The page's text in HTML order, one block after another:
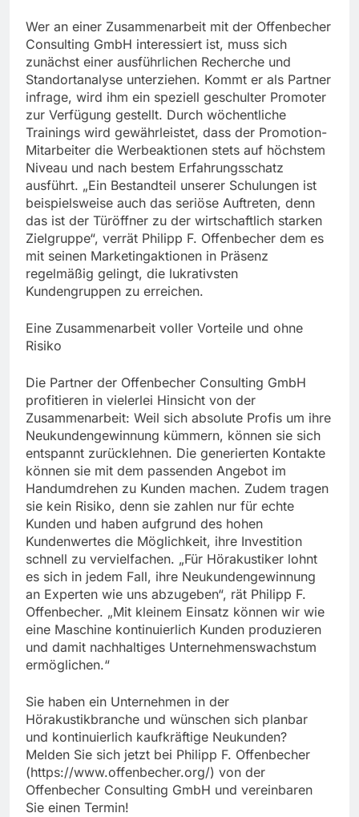
Wer an einer Zusammenarbeit mit der Offenbecher
Consulting GmbH interessiert ist, muss sich
zunächst einer ausführlichen Recherche und
Standortanalyse unterziehen. Kommt er als Partner
infrage, wird ihm ein speziell geschulter Promoter
zur Verfügung gestellt. Durch wöchentliche
Trainings wird gewährleistet, dass der Promotion-
Mitarbeiter die Werbeaktionen stets auf höchstem
Niveau und nach bestem Erfahrungsschatz
ausführt. „Ein Bestandteil unserer Schulungen ist
beispielsweise auch das seriöse Auftreten, denn
das ist der Türöffner zu der wirtschaftlich starken
Zielgruppe“, verrät Philipp F. Offenbecher dem es
mit seinen Marketingaktionen in Präsenz
regelmäßig gelingt, die lukrativsten
Kundengruppen zu erreichen.
Eine Zusammenarbeit voller Vorteile und ohne
Risiko
Die Partner der Offenbecher Consulting GmbH
profitieren in vielerlei Hinsicht von der
Zusammenarbeit: Weil sich absolute Profis um ihre
Neukundengewinnung kümmern, können sie sich
entspannt zurücklehnen. Die generierten Kontakte
können sie mit dem passenden Angebot im
Handumdrehen zu Kunden machen. Zudem tragen
sie kein Risiko, denn sie zahlen nur für echte
Kunden und haben aufgrund des hohen
Kundenwertes die Möglichkeit, ihre Investition
schnell zu vervielfachen. „Für Hörakustiker lohnt
es sich in jedem Fall, ihre Neukundengewinnung
an Experten wie uns abzugeben“, rät Philipp F.
Offenbecher. „Mit kleinem Einsatz können wir wie
eine Maschine kontinuierlich Kunden produzieren
und damit nachhaltiges Unternehmenswachstum
ermöglichen.“
Sie haben ein Unternehmen in der
Hörakustikbranche und wünschen sich planbar
und kontinuierlich kaufkräftige Neukunden?
Melden Sie sich jetzt bei Philipp F. Offenbecher
(https://www.offenbecher.org/) von der
Offenbecher Consulting GmbH und vereinbaren
Sie einen Termin!